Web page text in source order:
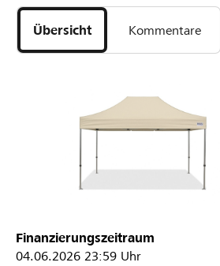
Übersicht Kommentare
Finanzierungszeitraum
04.06.2026 23:59 Uhr